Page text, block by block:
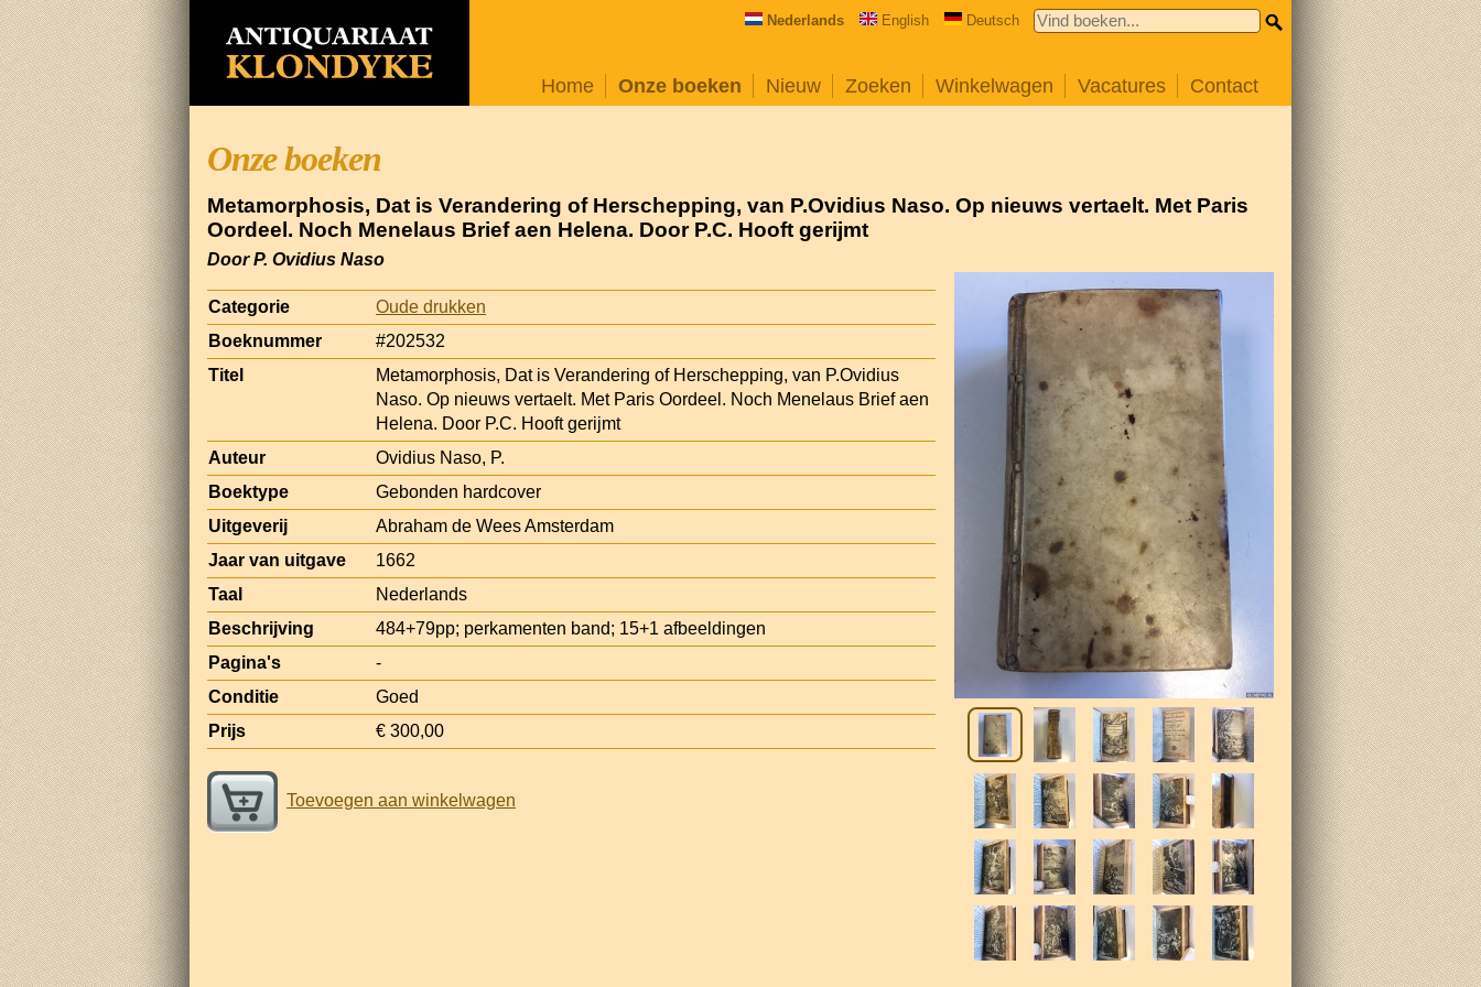
Nederlands English Deutsch
Home Onze boeken Nieuw Zoeken Winkelwagen Vacatures Contact
Onze boeken
Metamorphosis, Dat is Verandering of Herschepping, van P.Ovidius Naso. Op nieuws vertaelt. Met Paris
Oordeel. Noch Menelaus Brief aen Helena. Door P.C. Hooft gerijmt
Door P. Ovidius Naso
Categorie
Oude drukken
Boeknummer
#202532
Titel
Metamorphosis, Dat is Verandering of Herschepping, van P.Ovidius
Naso. Op nieuws vertaelt. Met Paris Oordeel. Noch Menelaus Brief aen
Helena. Door P.C. Hooft gerijmt
Auteur
Ovidius Naso, P.
Boektype
Gebonden hardcover
Uitgeverij
Abraham de Wees Amsterdam
Jaar van uitgave
1662
Taal
Nederlands
Beschrijving
484+79pp; perkamenten band; 15+1 afbeeldingen
Pagina's
-
Conditie
Goed
Prijs
€ 300,00
Toevoegen aan winkelwagen